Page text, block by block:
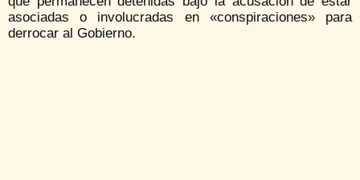
asociadas o involucradas en «conspiraciones» para
derrocar al Gobierno.